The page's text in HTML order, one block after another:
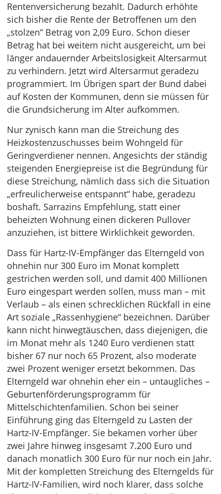
Rentenversicherung bezahlt. Dadurch erhöhte
sich bisher die Rente der Betroffenen um den
„stolzen“ Betrag von 2,09 Euro. Schon dieser
Betrag hat bei weitem nicht ausgereicht, um bei
länger andauernder Arbeitslosigkeit Altersarmut
zu verhindern. Jetzt wird Altersarmut geradezu
programmiert. Im Übrigen spart der Bund dabei
auf Kosten der Kommunen, denn sie müssen für
die Grundsicherung im Alter aufkommen.
Nur zynisch kann man die Streichung des
Heizkostenzuschusses beim Wohngeld für
Geringverdiener nennen. Angesichts der ständig
steigenden Energiepreise ist die Begründung für
diese Streichung, nämlich dass sich die Situation
„erfreulicherweise entspannt“ habe, geradezu
boshaft. Sarrazins Empfehlung, statt einer
beheizten Wohnung einen dickeren Pullover
anzuziehen, ist bittere Wirklichkeit geworden.
Dass für Hartz-IV-Empfänger das Elterngeld von
ohnehin nur 300 Euro im Monat komplett
gestrichen werden soll, und damit 400 Millionen
Euro eingespart werden sollen, muss man – mit
Verlaub – als einen schrecklichen Rückfall in eine
Art soziale „Rassenhygiene“ bezeichnen. Darüber
kann nicht hinwegtäuschen, dass diejenigen, die
im Monat mehr als 1240 Euro verdienen statt
bisher 67 nur noch 65 Prozent, also moderate
zwei Prozent weniger ersetzt bekommen. Das
Elterngeld war ohnehin eher ein – untaugliches –
Geburtenförderungsprogramm für
Mittelschichtenfamilien. Schon bei seiner
Einführung ging das Elterngeld zu Lasten der
Hartz-IV-Empfänger. Sie bekamen vorher über
zwei Jahre hinweg insgesamt 7.200 Euro und
danach monatlich 300 Euro für nur noch ein Jahr.
Mit der kompletten Streichung des Elterngelds für
Hartz-IV-Familien, wird noch klarer, dass solche